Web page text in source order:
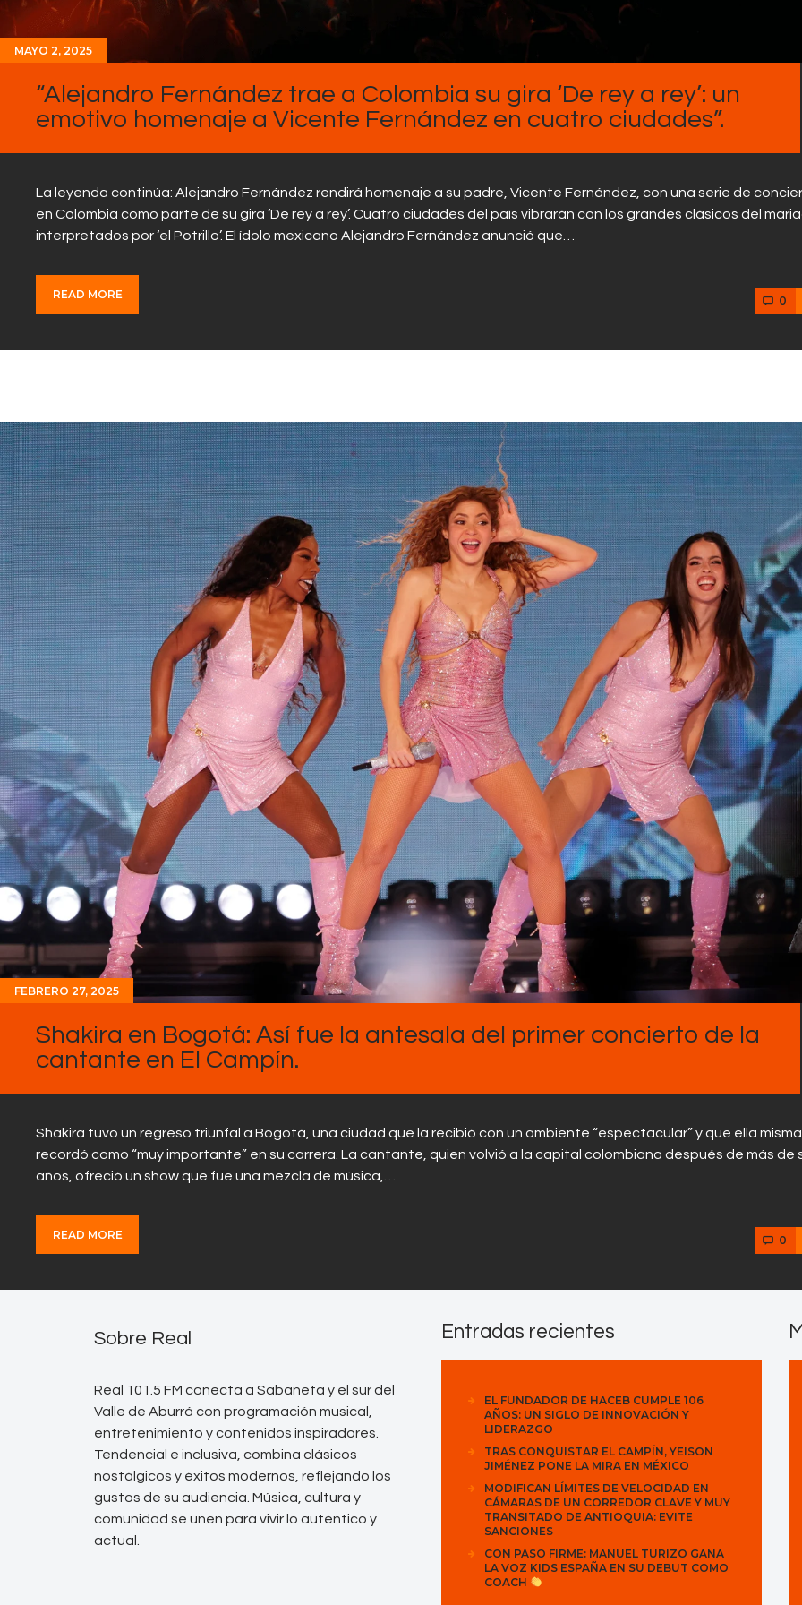
MAYO 2, 2025
“Alejandro Fernández trae a Colombia su gira ‘De rey a rey’: un
emotivo homenaje a Vicente Fernández en cuatro ciudades”.
La leyenda continúa: Alejandro Fernández rendirá homenaje a su padre, Vicente Fernández, con una serie de
en Colombia como parte de su gira ‘De rey a rey’. Cuatro ciudades del país vibrarán con los grandes clásicos del
interpretados por ‘el Potrillo’. El ídolo mexicano Alejandro Fernández anunció que…
READ MORE 0
FEBRERO 27, 2025
Shakira en Bogotá: Así fue la antesala del primer concierto de la
cantante en El Campín.
Shakira tuvo un regreso triunfal a Bogotá, una ciudad que la recibió con un ambiente “espectacular” y que ella misma
recordó como “muy importante” en su carrera. La cantante, quien volvió a la capital colombiana después de más de
años, ofreció un show que fue una mezcla de música,…
READ MORE 0
Sobre Real
Real 101.5 FM conecta a Sabaneta y el sur del
Valle de Aburrá con programación musical,
entretenimiento y contenidos inspiradores.
Tendencial e inclusiva, combina clásicos
nostálgicos y éxitos modernos, reflejando los
gustos de su audiencia. Música, cultura y
comunidad se unen para vivir lo auténtico y
actual.
Entradas recientes
EL FUNDADOR DE HACEB CUMPLE 106
AÑOS: UN SIGLO DE INNOVACIÓN Y
LIDERAZGO
TRAS CONQUISTAR EL CAMPÍN, YEISON
JIMÉNEZ PONE LA MIRA EN MÉXICO
MODIFICAN LÍMITES DE VELOCIDAD EN
CÁMARAS DE UN CORREDOR CLAVE Y MUY
TRANSITADO DE ANTIOQUIA: EVITE
SANCIONES
CON PASO FIRME: MANUEL TURIZO GANA
LA VOZ KIDS ESPAÑA EN SU DEBUT COMO
COACH